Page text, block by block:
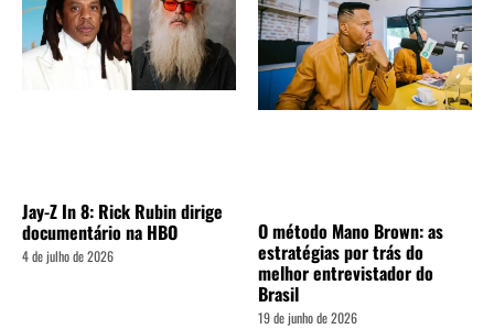
Jay-Z In 8: Rick Rubin dirige
documentário na HBO
4 de julho de 2026
O método Mano Brown: as
estratégias por trás do
melhor entrevistador do
Brasil
19 de junho de 2026